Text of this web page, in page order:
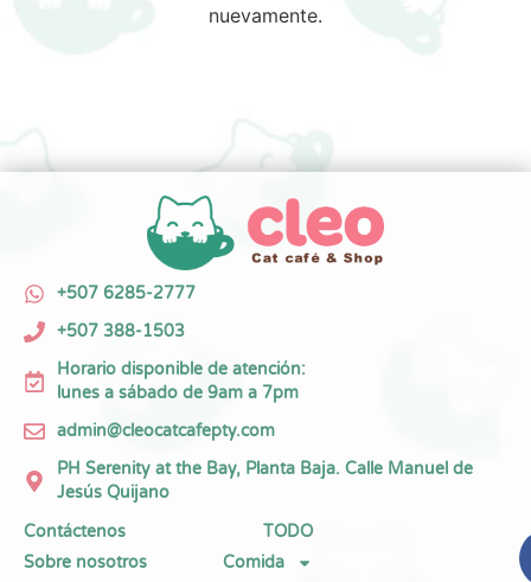
nuevamente.
+507 6285-2777
+507 388-1503
Horario disponible de atención:
lunes a sábado de 9am a 7pm
admin@cleocatcafepty.com
PH Serenity at the Bay, Planta Baja. Calle Manuel de
Jesús Quijano
Contáctenos
Sobre nosotros
TODO
Comida